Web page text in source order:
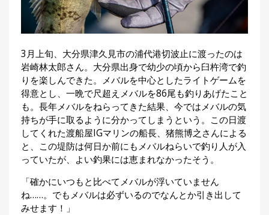
3月上旬、大分県津久見市の浦代港切波止に渡ったのは
岩崎林太郎さん。大分県出身で幼少の頃から臼杵湾で釣
りを楽しんできた。メバルを中心としたライトゲームを
得意とし、一晩で尺超えメバルを86尾も釣りあげたこと
も。長年メバルをねらってきた結果、今ではメバルの気
持ちが手に取るように分かってしまうという。この日渡
してくれた渡船屋IGマリンの船長、猪熊博之さんによる
と、この堤防は何日か前にもメバルねらいで釣り人が入
っていたが、よい釣果には恵まれなかったそう。
「確かにいつもと比べてメバルが浮いていません
ね……。でもメバルは必ずいるのでなんとか引き出して
みせます！」
す
す
り
具
›
Basser （バ
ス釣り）
Northanglers （北
海道）